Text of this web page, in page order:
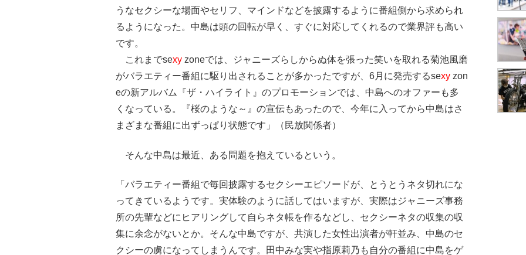
うなセクシーな場面やセリフ、マインドなどを披露するように番組側から求められ
るようになった。中島は頭の回転が早く、すぐに対応してくれるので業界評も高い
です。
これまでsexy zoneでは、ジャニーズらしからぬ体を張った笑いを取れる菊池風磨
がバラエティー番組に駆り出されることが多かったですが、6月に発売するsexy zon
eの新アルバム『ザ・ハイライト』のプロモーションでは、中島へのオファーも多
くなっている。『桜のような～』の宣伝もあったので、今年に入ってから中島はさ
まざまな番組に出ずっぱり状態です」（民放関係者）
そんな中島は最近、ある問題を抱えているという。
「バラエティー番組で毎回披露するセクシーエピソードが、とうとうネタ切れにな
ってきているようです。実体験のように話してはいますが、実際はジャニーズ事務
所の先輩などにヒアリングして自らネタ帳を作るなどし、セクシーネタの収集の収
集に余念がないとか。そんな中島ですが、共演した女性出演者が軒並み、中島のセ
クシーの虜になってしまうんです。田中みな実や指原莉乃も自分の番組に中島をゲ